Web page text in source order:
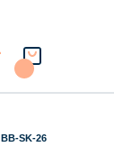
BB-SK-26